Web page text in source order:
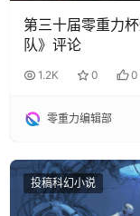
第三十届零重力
队》评论
1.2K 0 0
零重力编辑部
投稿科幻小说